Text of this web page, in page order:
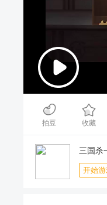
00:00/01:10
拍豆 收藏
开始